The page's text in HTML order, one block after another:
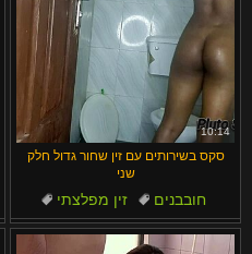
10:14
סקס בשירותים עם זין שחור גדול חלק
שני
זין מפלצתי
חובבנים
עירום
תוצרת בית זין